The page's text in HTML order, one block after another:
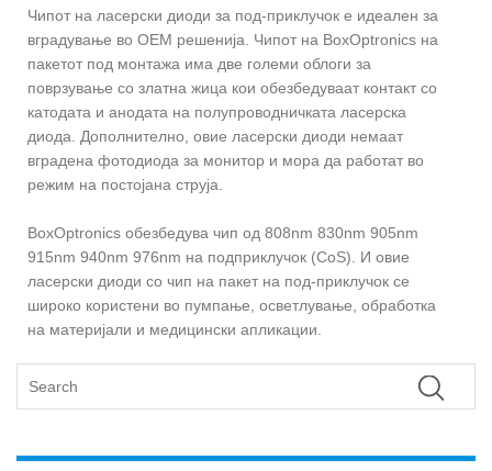
Чипот на ласерски диоди за под-приклучок е идеален за
вградување во OEM решенија. Чипот на BoxOptronics на
пакетот под монтажа има две големи облоги за
поврзување со златна жица кои обезбедуваат контакт со
катодата и анодата на полупроводничката ласерска
диода. Дополнително, овие ласерски диоди немаат
вградена фотодиода за монитор и мора да работат во
режим на постојана струја.
BoxOptronics обезбедува чип од 808nm 830nm 905nm
915nm 940nm 976nm на подприклучок (CoS). И овие
ласерски диоди со чип на пакет на под-приклучок се
широко користени во пумпање, осветлување, обработка
на материјали и медицински апликации.